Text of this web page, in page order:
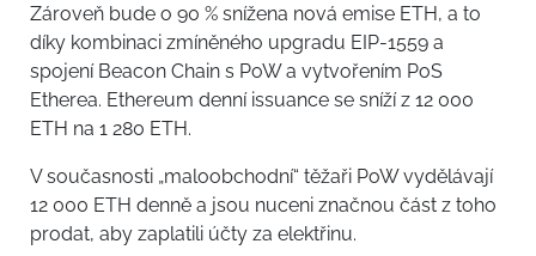
Zároveň bude o 90 % snížena nová emise ETH, a to
díky kombinaci zmíněného upgradu EIP-1559 a
spojení Beacon Chain s PoW a vytvořením PoS
Etherea. Ethereum denní issuance se sníží z 12 000
ETH na 1 280 ETH.
V současnosti „maloobchodní“ těžaři PoW vydělávají
12 000 ETH denně a jsou nuceni značnou část z toho
prodat, aby zaplatili účty za elektřinu.